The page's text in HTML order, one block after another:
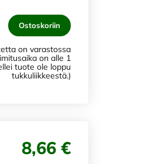
Ostoskoriin
on varastossa
on alle 1
tuote ole loppu
tukkuliikkeestä.)
8,66 €